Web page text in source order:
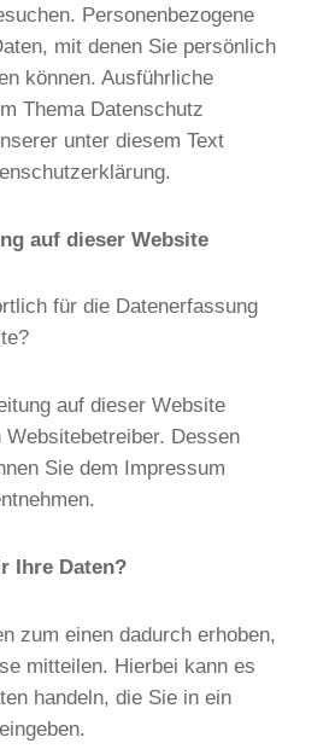
Personenbezogene
mit denen Sie persönlich
können. Ausführliche
Thema Datenschutz
unter diesem Text
auf dieser Website
für die Datenerfassung
auf dieser Website
Dessen
Sie dem Impressum
Ihre Daten?
zum einen dadurch erhoben,
mitteilen. Hierbei kann es
handeln, die Sie in ein